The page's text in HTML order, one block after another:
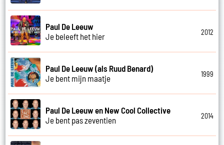
Paul De Leeuw
Je beleeft het hier
2012
Paul De Leeuw (als Ruud Benard)
Je bent mijn maatje
1999
Paul De Leeuw en New Cool Collective
Je bent pas zeventien
2014